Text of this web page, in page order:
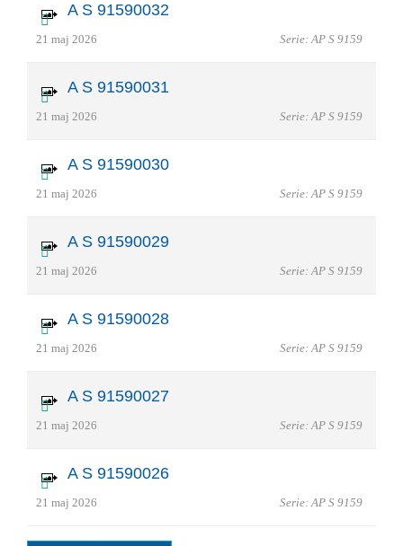
A S 91590032
21 maj 2026 Serie: AP S 9159
A S 91590031
21 maj 2026 Serie: AP S 9159
A S 91590030
21 maj 2026 Serie: AP S 9159
A S 91590029
21 maj 2026 Serie: AP S 9159
A S 91590028
21 maj 2026 Serie: AP S 9159
A S 91590027
21 maj 2026 Serie: AP S 9159
A S 91590026
21 maj 2026 Serie: AP S 9159